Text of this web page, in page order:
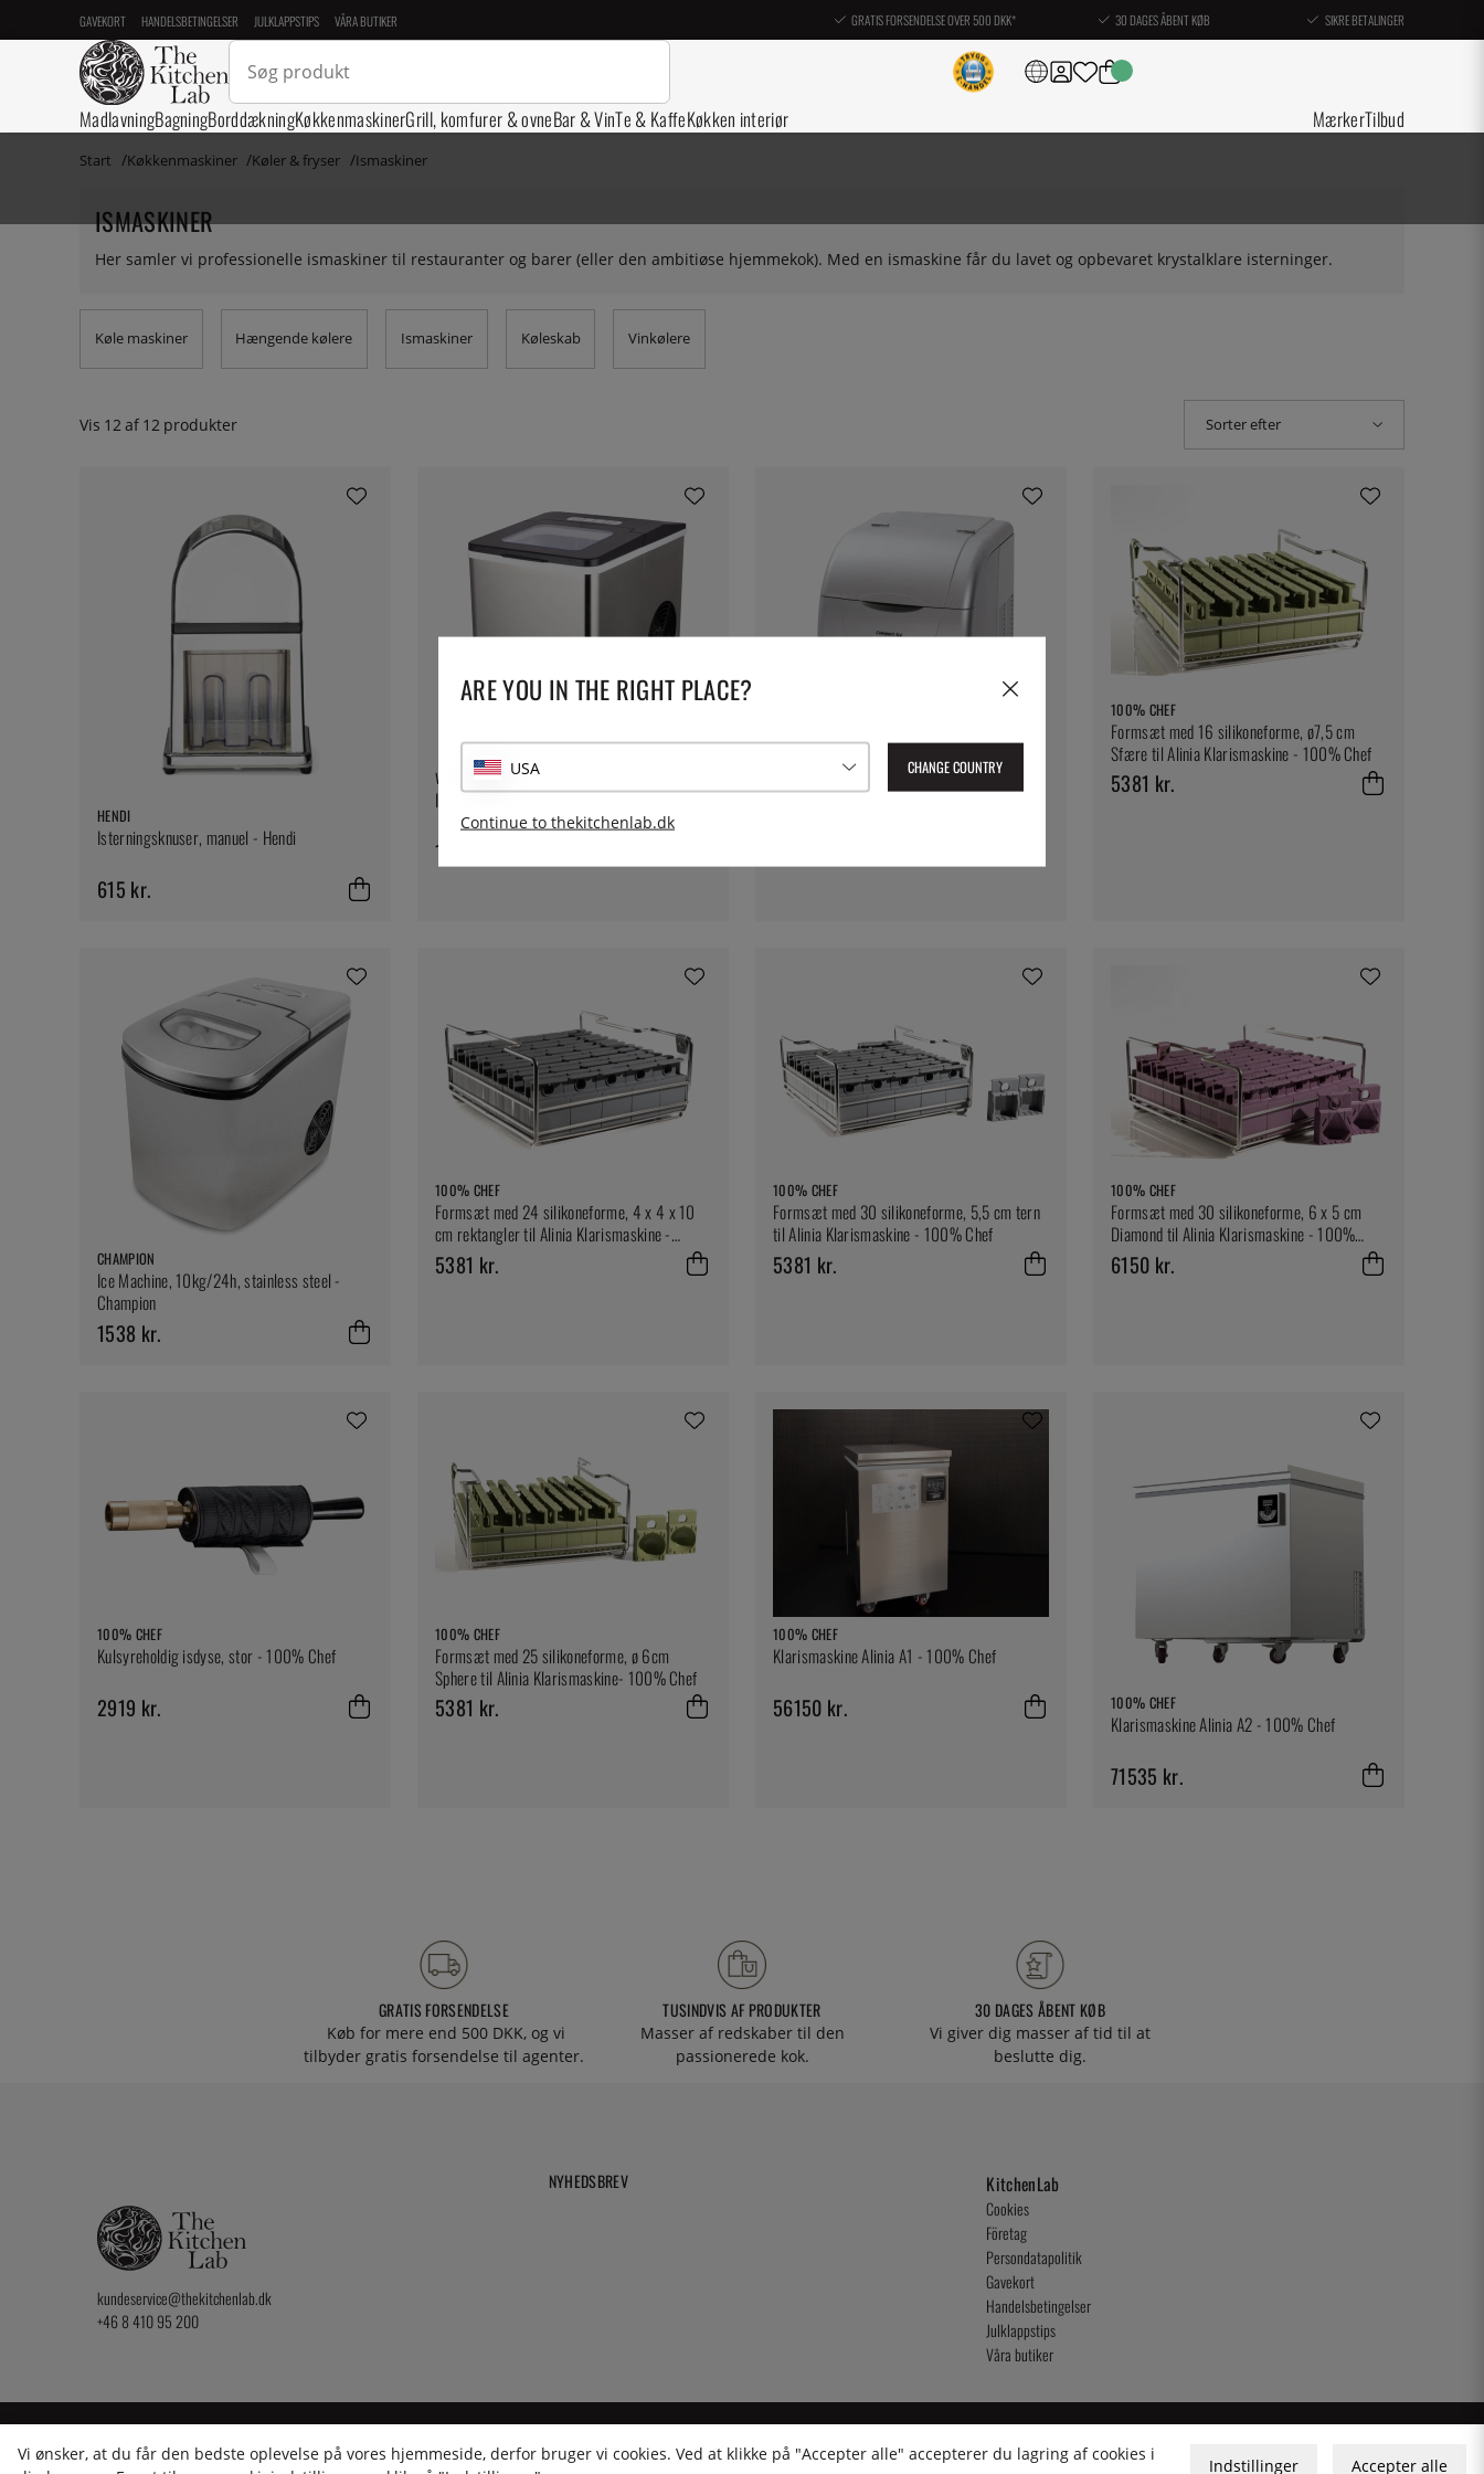
GAVEKORT HANDELSBETINGELSER JULKLAPPSTIPS VÅRA BUTIKER GRATIS FORSENDELSE OVER 500 DKK* 30 DAGES ÅBENT KØB SIKRE BETALINGER
MadlavningBagningBorddækningKøkkenmaskinerGrill, komfurer & ovneBar & VinTe & KaffeKøkken interiør MærkerTilbud
Start Køkkenmaskiner Køler & fryser Ismaskiner
ISMASKINER
Her samler vi professionelle ismaskiner til restauranter og barer (eller den ambitiøse hjemmekok). Med en ismaskine får du lavet og opbevaret krystalklare isterninger.
Køle maskiner Hængende kølere Ismaskiner Køleskab Vinkølere
Vis 12af 12 produkter Sorter efter
HENDI
Isterningsknuser, manuel - Hendi
615 kr.
WITT
Ismaskine, Classic - Witt
1538 kr.
Ismaskine, HK150 bænkmodel, "Compact Ice"
100% CHEF
Formsæt med 16 silikoneforme, ø7,5 cm
Sfære til Alinia Klarismaskine - 100% Chef
5381 kr.
CHAMPION
Ice Machine, 10kg/24h, stainless steel -
Champion
1538 kr.
100% CHEF
Formsæt med 24 silikoneforme, 4 x 4 x 10
cm rektangler til Alinia Klarismaskine -
100% Chef
5381 kr.
100% CHEF
Formsæt med 30 silikoneforme, 5,5 cm tern
til Alinia Klarismaskine - 100% Chef
5381 kr.
100% CHEF
Formsæt med 30 silikoneforme, 6 x 5 cm
Diamond til Alinia Klarismaskine - 100%
Chef
6150 kr.
100% CHEF
Kulsyreholdig isdyse, stor - 100% Chef
2919 kr.
100% CHEF
Formsæt med 25 silikoneforme, ø 6cm
Sphere til Alinia Klarismaskine- 100% Chef
5381 kr.
100% CHEF
Klarismaskine Alinia A1 - 100% Chef
56150 kr. 100% CHEF
Klarismaskine Alinia A2 - 100% Chef
71535 kr.
GRATIS FORSENDELSE
Køb for mere end 500 DKK, og vi
tilbyder gratis forsendelse til agenter.
TUSINDVIS AF PRODUKTER
Masser af redskaber til den
passionerede kok.
30 DAGES ÅBENT KØB
Vi giver dig masser af tid til at
beslutte dig.
kundeservice@thekitchenlab.dk
+46 8 410 95 200
NYHEDSBREV KitchenLab
Cookies
Företag
Persondatapolitik
Gavekort
Handelsbetingelser
Julklappstips
Våra butiker
2026 KitchenLab AB
Vi ønsker, at du får den bedste oplevelse på vores hjemmeside, derfor bruger vi cookies. Ved at klikke på "Accepter alle" accepterer du lagring af cookies i
Indstillinger Accepter alle
ARE YOU IN THE RIGHT PLACE?
USA CHANGE COUNTRY
Continue to thekitchenlab.dk